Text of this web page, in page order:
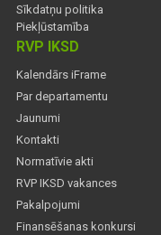
Sīkdatņu politika
Piekļūstamība
RVP IKSD
Kalendārs iFrame
Par departamentu
Jaunumi
Kontakti
Normatīvie akti
RVP IKSD vakances
Pakalpojumi
Finansēšanas konkursi